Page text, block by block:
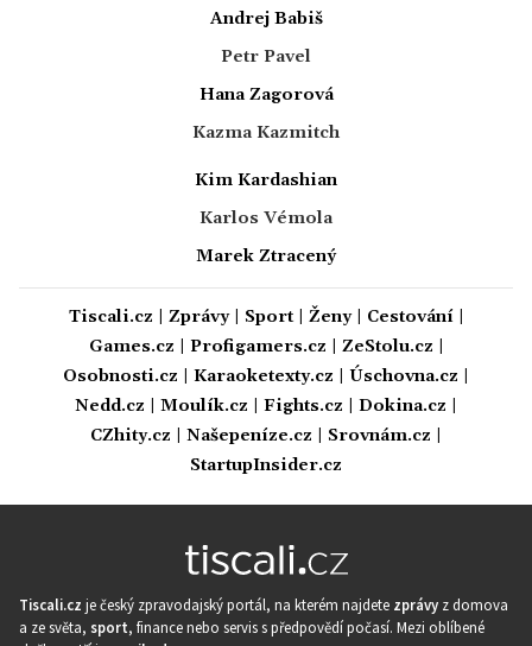
Andrej Babiš
Petr Pavel
Hana Zagorová
Kazma Kazmitch
Kim Kardashian
Karlos Vémola
Marek Ztracený
Tiscali.cz Zprávy| Sport| Ženy| Cestování|
Games.cz
Profigamers.cz ZeStolu.cz
Osobnosti.cz
Karaoketexty.cz Úschovna.cz
Nedd.cz
Moulík.cz Fights.cz Dokina.cz
CZhity.cz
Našepeníze.cz Srovnám.cz
StartupInsider.cz
Tiscali.cz je český zpravodajský portál, na kterém najdete zprávy z domova
a ze světa, sport, finance nebo servis s předpovědí počasí. Mezi oblíbené